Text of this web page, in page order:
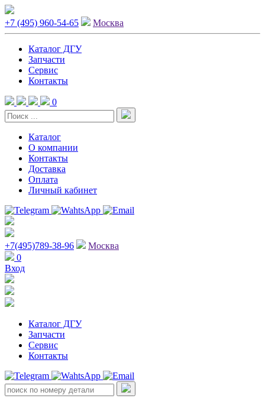
+7 (495) 960-54-65 Москва
Каталог ДГУ
Запчасти
Сервис
Контакты
0
Каталог
О компании
Контакты
Доставка
Оплата
Личный кабинет
+7(495)789-38-96
Москва
0
Вход
Каталог ДГУ
Запчасти
Сервис
Контакты